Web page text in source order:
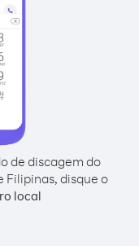
de discagem do
Filipinas, disque o
local